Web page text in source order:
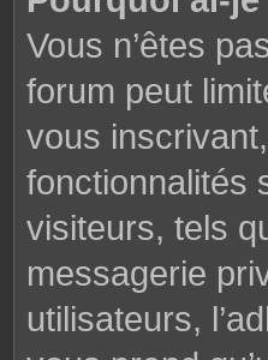
Vous n’êtes
forum peut
vous
fonctionnalités
visiteurs, tels
messagerie
utilisateurs,